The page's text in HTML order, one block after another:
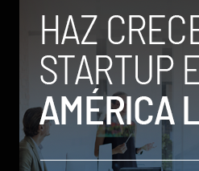
Qwen 3.8-Max, la nueva IA
los modelos más poderosos